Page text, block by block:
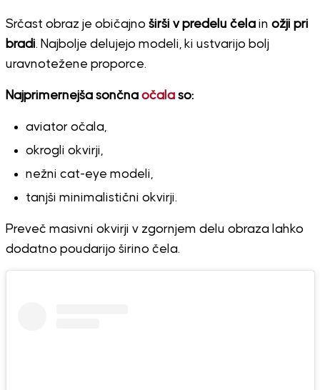
Srčast obraz je običajno širši v predelu čela in ožji pri
bradi. Najbolje delujejo modeli, ki ustvarijo bolj
uravnotežene proporce.
Najprimernejša sončna očalaso:
aviator očala,
okrogli okvirji,
nežni cat-eye modeli,
tanjši minimalistični okvirji.
Preveč masivni okvirji v zgornjem delu obraza lahko
dodatno poudarijo širino čela.